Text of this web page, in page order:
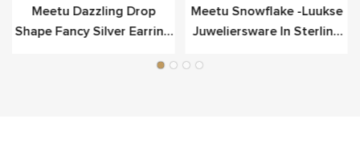
Meetu Dazzling Drop
Shape Fancy Silver Earring
Meetu Snowflake -luukse
Juweliersware In Sterling